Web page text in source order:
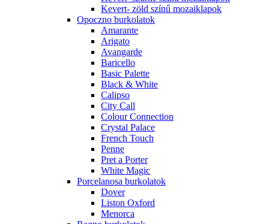
Kevert- zöld színű mozaiklapok
Opoczno burkolatok
Amarante
Arigato
Avangarde
Baricello
Basic Palette
Black & White
Calipso
City Call
Colour Connection
Crystal Palace
French Touch
Penne
Pret a Porter
White Magic
Porcelanosa burkolatok
Dover
Liston Oxford
Menorca